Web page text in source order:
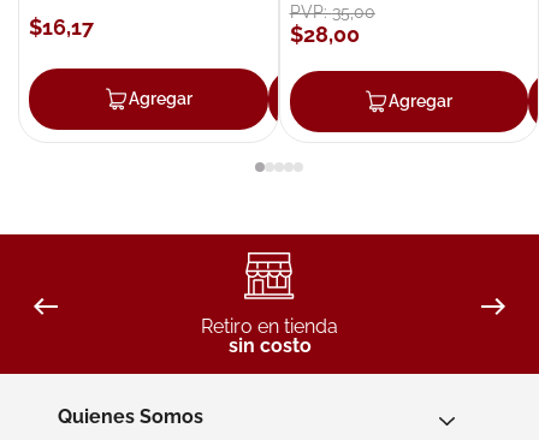
$16,17
Agregar Agregar
PVP:35,00
$28,00
Agregar
Retiro en tienda
sin costo
Quienes Somos